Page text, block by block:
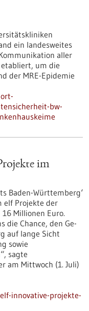
ein landesweites
aller
um die
der MRE-Epidemie
bw-
im
Baden-Württemberg‘
elf Projekte der
Millionen Euro.
die Chance, den Ge-
auf lange Sicht
sowie
sagte
am Mittwoch (1. Juli)
innovative-projekte-